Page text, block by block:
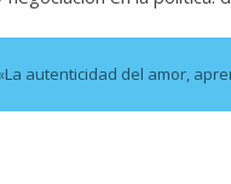
autenticidad del amor,